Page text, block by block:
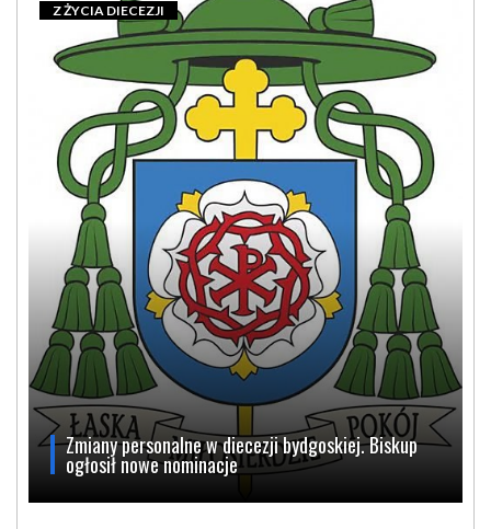
Zmiany personalne w diecezji bydgoskiej. Biskup
ogłosił nowe nominacje
Z ŻYCIA DIECEZJI